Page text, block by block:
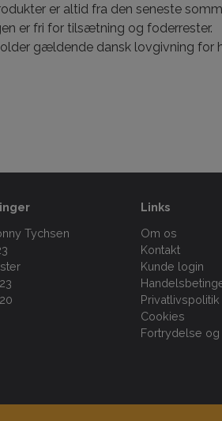
er altid fra den seneste
er fri for tilsætning og foderrester.
gældende dansk lovgivning for
Tychsen
Links
Om os
Kontakt
Kunde login
Privatlivspolitik
Cookies
Fortrydelse